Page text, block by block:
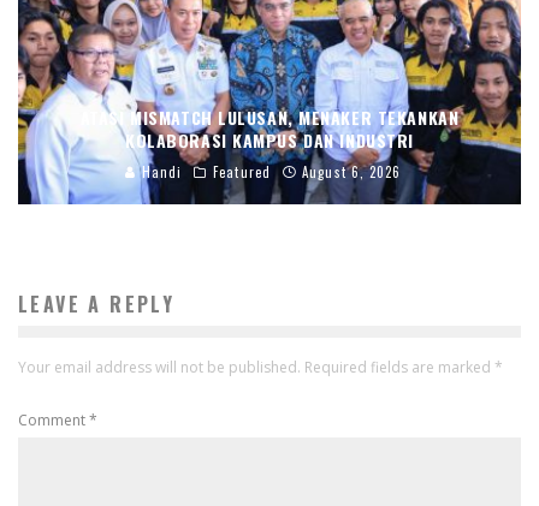
ATASI MISMATCH LULUSAN, MENAKER TEKANKAN
KOLABORASI KAMPUS DAN INDUSTRI
Handi Featured August 6, 2026
LEAVE A REPLY
Your email address will not be published. Required fields are marked *
Comment*